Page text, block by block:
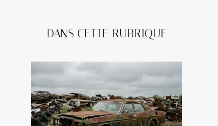
DANS CETTE RUBRIQUE